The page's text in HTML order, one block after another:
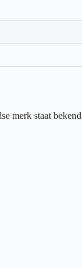
merk staat